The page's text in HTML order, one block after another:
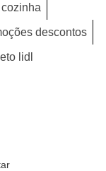
cozinha
descontos
lidl